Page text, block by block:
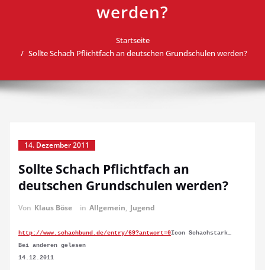
werden?
Startseite
Sollte Schach Pflichtfach an deutschen Grundschulen werden?
14. Dezember 2011
Sollte Schach Pflichtfach an
deutschen Grundschulen werden?
Von Klaus Böse in Allgemein, Jugend
http://www.schachbund.de/entry/69?antwort=0Icon Schachstark…
Bei anderen gelesen
14.12.2011